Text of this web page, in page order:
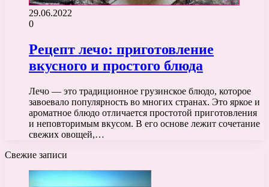
29.06.2022
0
Рецепт лечо: приготовление
вкусного и простого блюда
Лечо — это традиционное грузинское блюдо, которое
завоевало популярность во многих странах. Это яркое и
ароматное блюдо отличается простотой приготовления
и неповторимым вкусом. В его основе лежит сочетание
свежих овощей,…
Свежие записи